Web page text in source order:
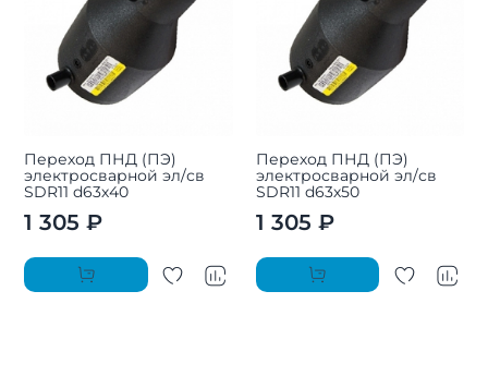
Переход ПНД (ПЭ)
электросварной эл/св
SDR11 d63х40
1 305 ₽
Переход ПНД (ПЭ)
электросварной эл/св
SDR11 d63х50
1 305 ₽